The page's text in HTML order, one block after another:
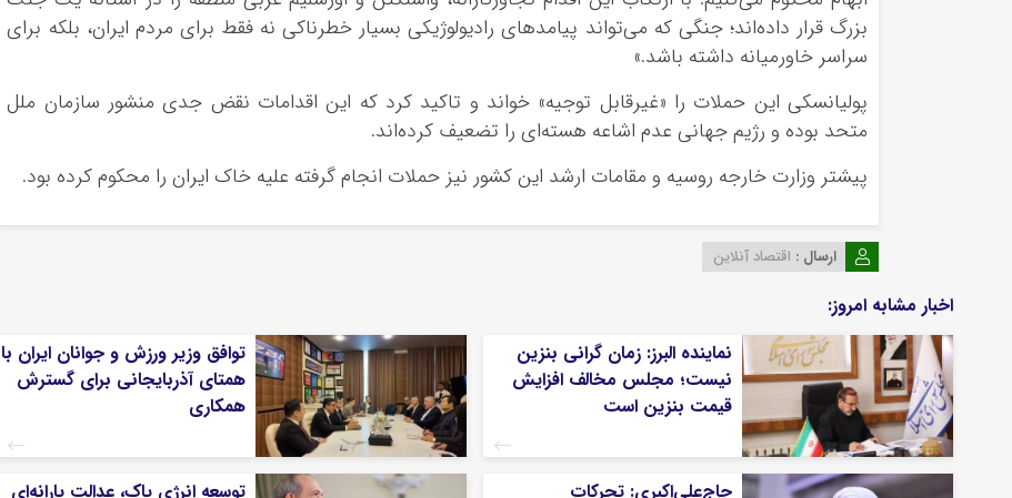
بزرگ قرار داده‌اند؛ جنگی که می‌تواند پیامدهای رادیولوژیکی بسیار خطرناکی نه فقط برای مردم ایران، بلکه برای
سراسر خاورمیانه داشته باشد.»
پولیانسکی این حملات را «غیرقابل توجیه» خواند و تاکید کرد که این اقدامات نقض جدی منشور سازمان ملل
متحد بوده و رژیم جهانی عدم اشاعه هسته‌ای را تضعیف کرده‌اند.
پیشتر وزارت خارجه روسیه و مقامات ارشد این کشور نیز حملات انجام گرفته علیه خاک ایران را محکوم کرده بود.
ارسال : اقتصاد آنلاین
اخبار مشابه امروز:
نماینده البرز: زمان گرانی بنزین
نیست؛ مجلس مخالف افزایش
قیمت بنزین است
توافق وزیر ورزش و جوانان ایران با
همتای آذربایجانی برای گسترش
همکاری
حاج‌علی‌اکبری: تحرکات
توسعه انرژی پاک، عدالت یارانه‌ای